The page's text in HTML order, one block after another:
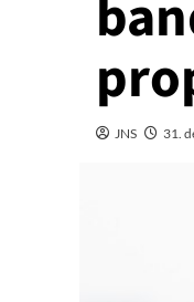
JNS 31.